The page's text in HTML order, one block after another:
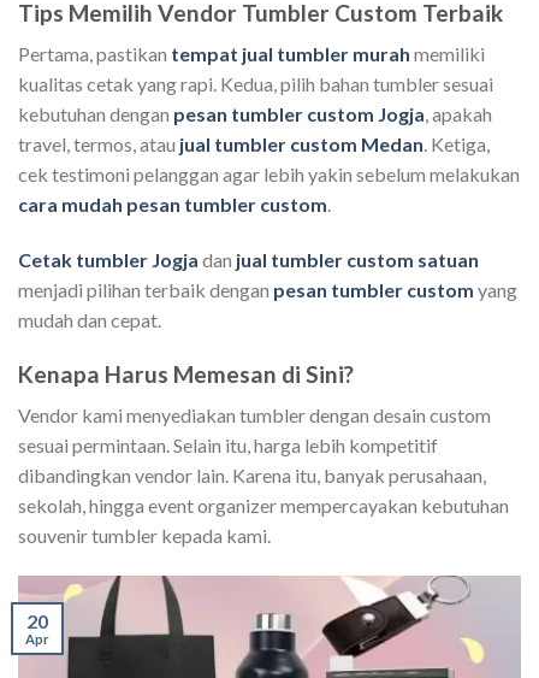
Tips Memilih Vendor Tumbler Custom Terbaik
Pertama, pastikan tempat jual tumbler murah memiliki
kualitas cetak yang rapi. Kedua, pilih bahan tumbler sesuai
kebutuhan dengan pesan tumbler custom Jogja, apakah
travel, termos, atau jual tumbler custom Medan. Ketiga,
cek testimoni pelanggan agar lebih yakin sebelum melakukan
cara mudah pesan tumbler custom.
Cetak tumbler Jogja dan jual tumbler custom satuan
menjadi pilihan terbaik dengan pesan tumbler custom yang
mudah dan cepat.
Kenapa Harus Memesan di Sini?
Vendor kami menyediakan tumbler dengan desain custom
sesuai permintaan. Selain itu, harga lebih kompetitif
dibandingkan vendor lain. Karena itu, banyak perusahaan,
sekolah, hingga event organizer mempercayakan kebutuhan
souvenir tumbler kepada kami.
20
Apr